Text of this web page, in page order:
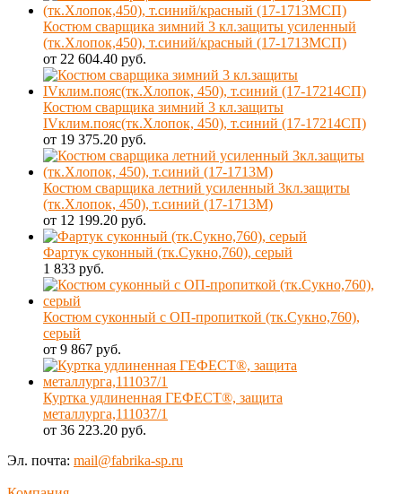
Костюм сварщика зимний 3 кл.защиты усиленный
(тк.Хлопок,450), т.синий/красный (17-1713МСП)
от 22 604.40 руб.
Костюм сварщика зимний 3 кл.защиты
IVклим.пояс(тк.Хлопок, 450), т.синий (17-17214СП)
от 19 375.20 руб.
Костюм сварщика летний усиленный 3кл.защиты
(тк.Хлопок, 450), т.синий (17-1713М)
от 12 199.20 руб.
Фартук суконный (тк.Сукно,760), серый
1 833 руб.
Костюм суконный с ОП-пропиткой (тк.Сукно,760),
серый
от 9 867 руб.
Куртка удлиненная ГЕФЕСТ®, защита
металлурга,111037/1
от 36 223.20 руб.
Эл. почта: mail@fabrika-sp.ru